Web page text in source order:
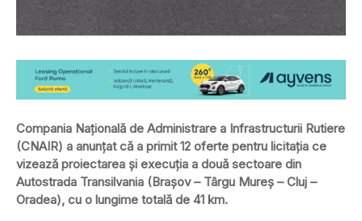
Compania Națională de Administrare a Infrastructurii Rutiere
(CNAIR) a anunțat că a primit 12 oferte pentru licitația ce
vizează proiectarea și execuția a două sectoare din
Autostrada Transilvania (Brașov – Târgu Mureș – Cluj –
Oradea), cu o lungime totală de 41 km.